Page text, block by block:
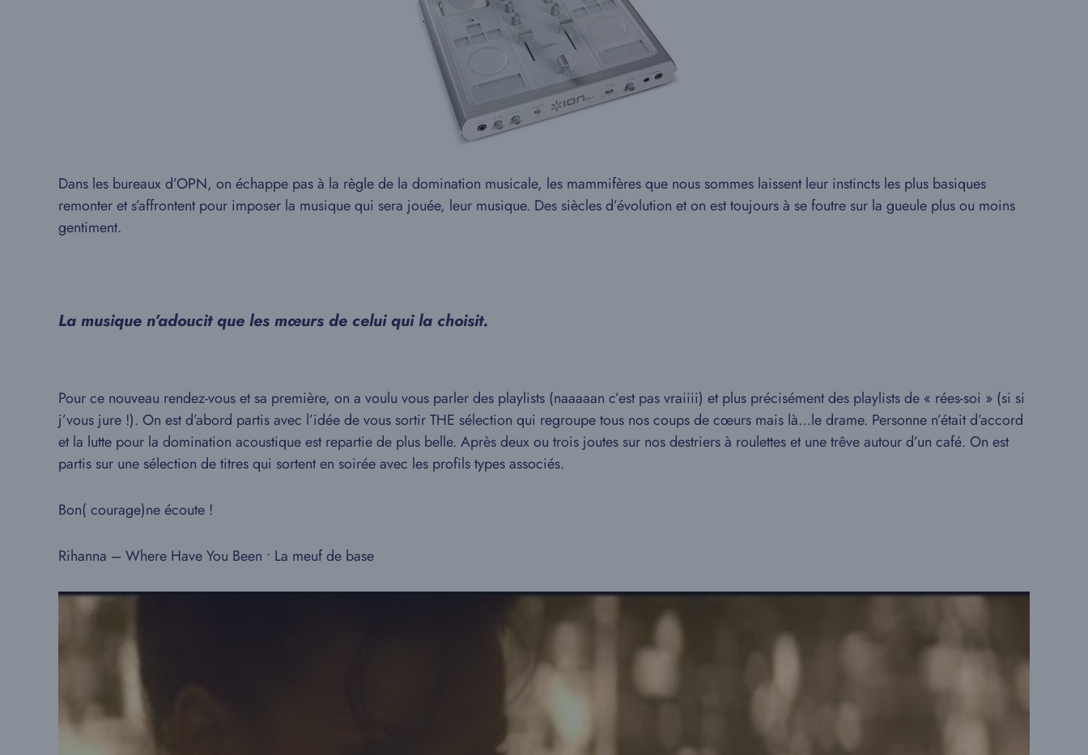
Dans les bureaux d’OPN, on échappe pas à la règle de la domination musicale, les mammifères que nous sommes laissent leur instincts les plus basiques
remonter et s’affrontent pour imposer la musique qui sera jouée, leur musique. Des siècles d’évolution et on est toujours à se foutre sur la gueule plus ou moins
gentiment.
La musique n’adoucit que les mœurs de celui qui la choisit.
Pour ce nouveau rendez-vous et sa première, on a voulu vous parler des playlists (naaaaan c’est pas vraiiii) et plus précisément des playlists de « rées-soi » (si si
j’vous jure !). On est d’abord partis avec l’idée de vous sortir THE sélection qui regroupe tous nos coups de cœurs mais là…le drame. Personne n’était d’accord
et la lutte pour la domination acoustique est repartie de plus belle. Après deux ou trois joutes sur nos destriers à roulettes et une trêve autour d’un café. On est
partis sur une sélection de titres qui sortent en soirée avec les profils types associés.
Bon( courage)ne écoute !
Rihanna – Where Have You Been • La meuf de base